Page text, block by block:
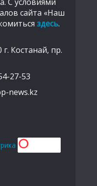
сайта «Наш
здесь.
г. Костанай, пр.
27-53
news.kz